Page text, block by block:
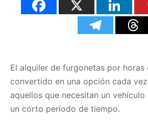
El alquiler de furgonetas por horas
convertido en una opción cada
aquellos que necesitan un
un corto período de tiempo.